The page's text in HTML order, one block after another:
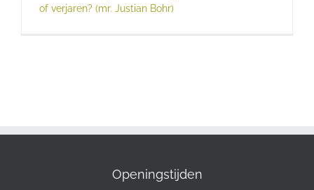
of verjaren? (mr. Justian Bohr)
Openingstijden